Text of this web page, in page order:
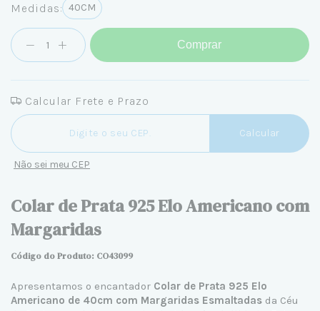
Medidas: 40CM
Comprar
Calcular Frete e Prazo
Entregas para o CEP:
Calcular
Não sei meu CEP
Colar de Prata 925 Elo Americano com
Margaridas
Código do Produto: CO43099
Apresentamos o encantador Colar de Prata 925 Elo
Americano de 40cm com Margaridas Esmaltadas da Céu